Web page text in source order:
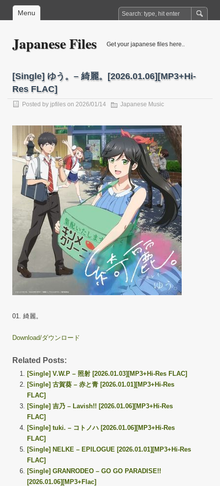
Menu
Japanese Files Get your japanese files here..
[Single] ゆう。– 綺麗。[2026.01.06][MP3+Hi-
Res FLAC]
Posted by jpfiles on 2026/01/14 Japanese Music
01. 綺麗。
Download/ダウンロード
Related Posts:
[Single] V.W.P – 照射 [2026.01.03][MP3+Hi-Res FLAC]
[Single] 古賀葵 – 赤と青 [2026.01.01][MP3+Hi-Res
FLAC]
[Single] 吉乃 – Lavish!! [2026.01.06][MP3+Hi-Res
FLAC]
[Single] tuki. – コトノハ [2026.01.06][MP3+Hi-Res
FLAC]
[Single] NELKE – EPILOGUE [2026.01.01][MP3+Hi-Res
FLAC]
[Single] GRANRODEO – GO GO PARADISE!!
[2026.01.06][MP3+Flac]